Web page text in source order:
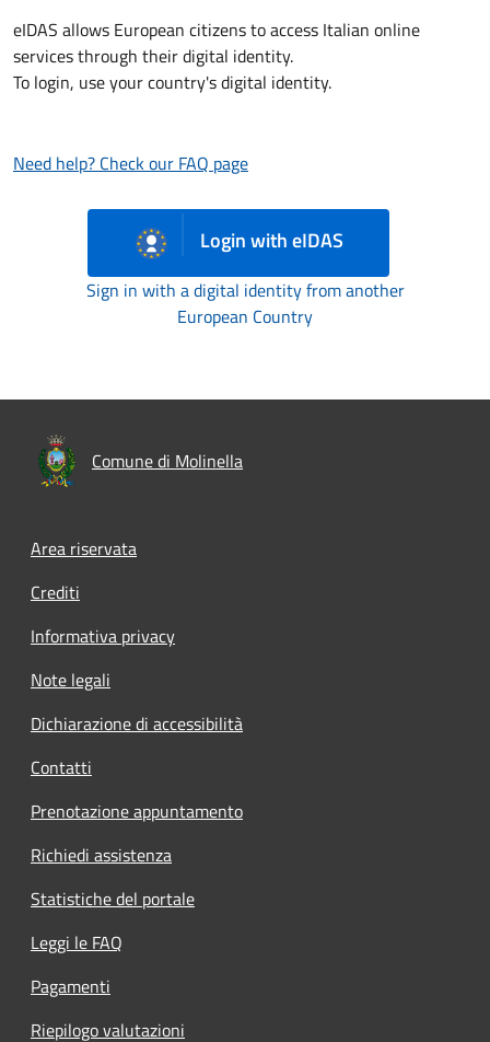
eIDAS allows European citizens to access Italian online
services through their digital identity.
To login, use your country's digital identity.
Need help? Check our FAQ page
Login with eIDAS
Sign in with a digital identity from another
European Country
Comune di Molinella
Area riservata
Crediti
Informativa privacy
Note legali
Dichiarazione di accessibilità
Contatti
Prenotazione appuntamento
Richiedi assistenza
Statistiche del portale
Leggi le FAQ
Pagamenti
Riepilogo valutazioni